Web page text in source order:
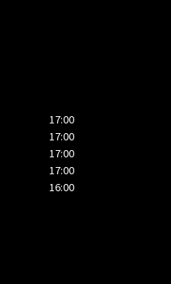
17:00
17:00
17:00
17:00
16:00